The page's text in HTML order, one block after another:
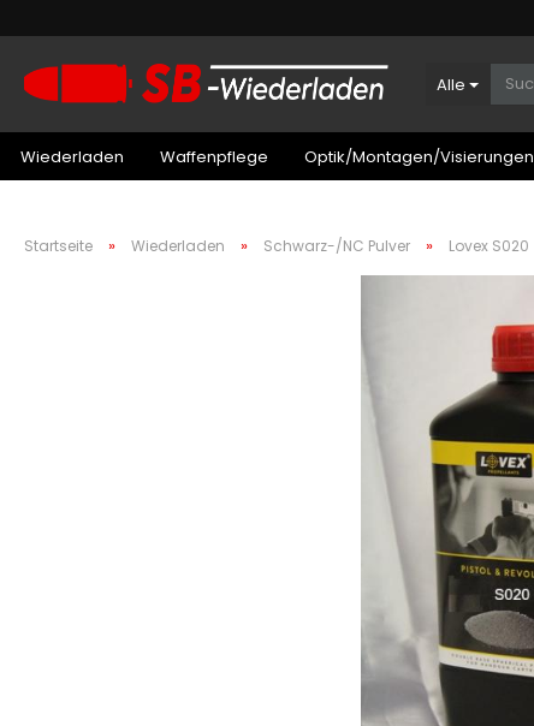
Alle
Wiederladen Waffenpflege Optik/Montagen/Visierungen
Startseite » Wiederladen » Schwarz-/NC Pulver » Lovex S020